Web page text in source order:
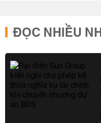
ĐỌC NHIỀU